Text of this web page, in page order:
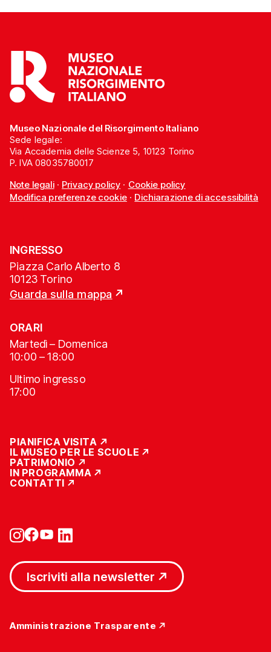
Museo Nazionale del Risorgimento Italiano
Sede legale:
Via Accademia delle Scienze 5, 10123 Torino
P. IVA 08035780017
Note legali· Privacy policy · Cookie policy
Modifica preferenze cookie· Dichiarazione di accessibilità
INGRESSO
Piazza Carlo Alberto 8
10123 Torino
Guarda sulla mappa
ORARI
Martedì – Domenica
10:00 – 18:00
Ultimo ingresso
17:00
PIANIFICA VISITA
IL MUSEO PER LE SCUOLE
PATRIMONIO
IN PROGRAMMA
CONTATTI
Iscriviti alla newsletter
Amministrazione Trasparente